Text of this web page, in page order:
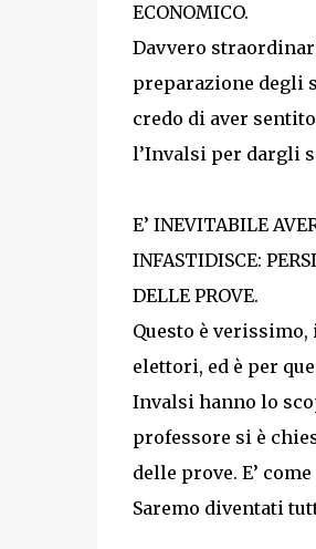
ECONOMICO.
Davvero
preparazione degli
credo di aver
l’Invalsi per dargli
E’ INEVITABILE
INFASTIDISCE:
DELLE PROVE.
Questo è
elettori, ed è per
Invalsi hanno lo
professore si è
delle prove. E’
Saremo diventati